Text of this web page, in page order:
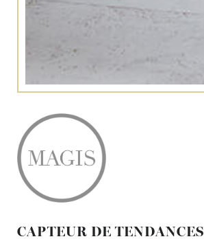
CAPTEUR DE TENDANCES